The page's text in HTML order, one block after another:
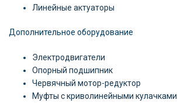
Линейные актуаторы
Дополнительное оборудование
Электродвигатели
Опорный подшипник
Червячный мотор-редуктор
Муфты с криволинейными кулачками